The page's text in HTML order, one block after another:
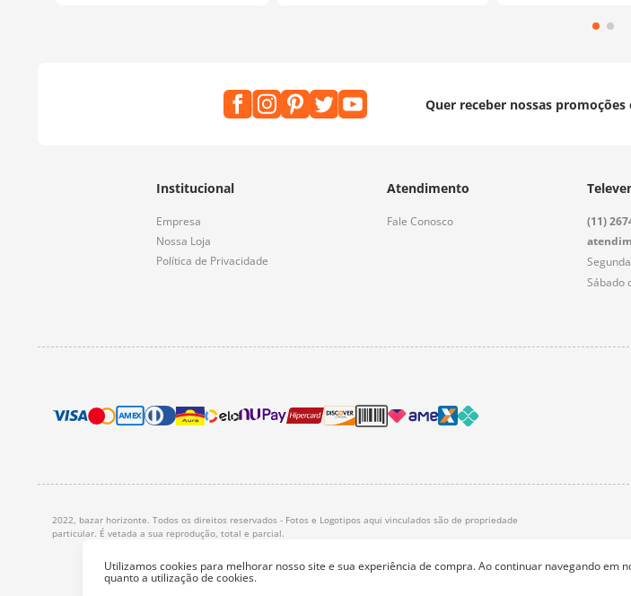
Utilizamos cookies para melhorar nosso site e sua experiência de compra. Ao continuar navegando em
quanto a utilização de cookies.
Quer receber nossas promoções
Institucional
Empresa
Nossa Loja
Política de Privacidade
Atendimento
Fale Conosco
(11)
Sábado
2022, bazar horizonte. Todos os direitos reservados - Fotos e Logotipos aqui vinculados são de propriedade
particular. É vetada a sua reprodução, total e parcial.